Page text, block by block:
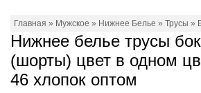
Главная » Мужское » Нижнее Белье » Трусы »
Нижнее белье трусы
(шорты) цвет в одном
46 хлопок оптом